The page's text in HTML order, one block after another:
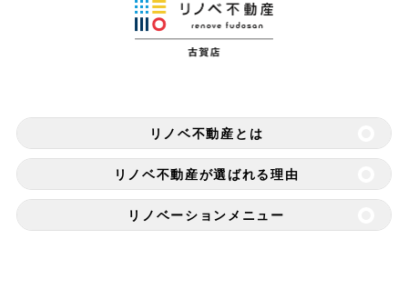
リノベ不動産とは
リノベ不動産が選ばれる理由
リノベーションメニュー